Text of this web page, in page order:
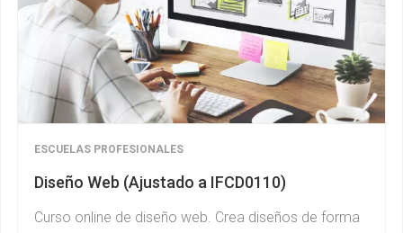
ESCUELAS PROFESIONALES
Diseño Web (Ajustado a IFCD0110)
Curso online de diseño web. Crea diseños de forma